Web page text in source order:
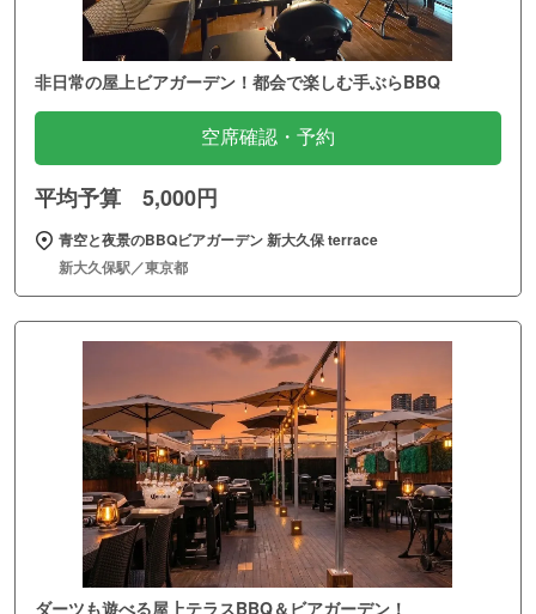
非日常の屋上ビアガーデン！都会で楽しむ手ぶらBBQ
空席確認・予約
平均予算 5,000円
青空と夜景のBBQビアガーデン 新大久保 terrace
新大久保駅／東京都
ダーツも遊べる屋上テラスBBQ＆ビアガーデン！